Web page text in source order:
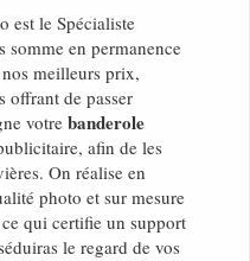
est le Spécialiste
somme en permanence
meilleurs prix,
offrant de passer
votrebanderole
afin de les
On réalise en
photo et sur mesure
qui certifie un support
le regard de vos